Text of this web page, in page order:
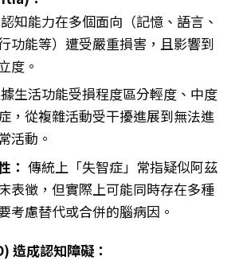
認知能力在多個面向（記憶、語言、
功能等）遭受嚴重損害，且影響到
度。
生活功能受損程度區分輕度、中度
，從複雜活動受干擾進展到無法進
活動。
： 傳統上「失智症」常指疑似阿茲
表徵，但實際上可能同時存在多種
考慮替代或合併的腦病因。
造成認知障礙：